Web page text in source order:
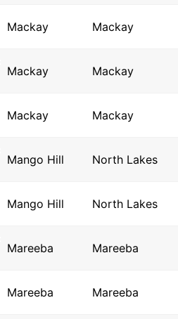
Mackay Mackay
Mackay Mackay
Mackay Mackay
Mango Hill North Lakes
Mango Hill North Lakes
Mareeba Mareeba
Mareeba Mareeba